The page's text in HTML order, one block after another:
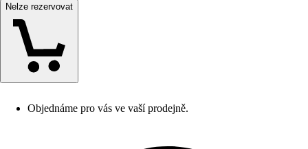
Nelze rezervovat
Objednáme pro vás ve vaší prodejně.